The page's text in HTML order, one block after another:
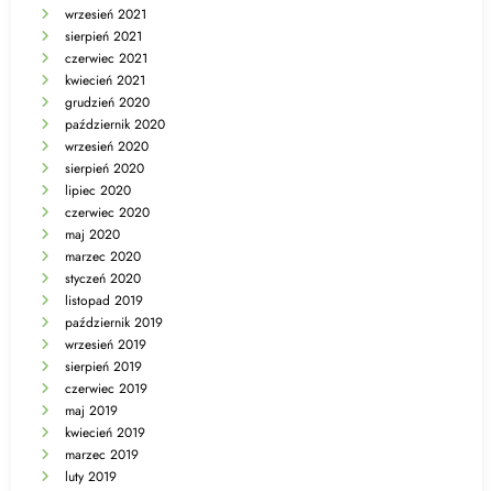
wrzesień 2021
sierpień 2021
czerwiec 2021
kwiecień 2021
grudzień 2020
październik 2020
wrzesień 2020
sierpień 2020
lipiec 2020
czerwiec 2020
maj 2020
marzec 2020
styczeń 2020
listopad 2019
październik 2019
wrzesień 2019
sierpień 2019
czerwiec 2019
maj 2019
kwiecień 2019
marzec 2019
luty 2019